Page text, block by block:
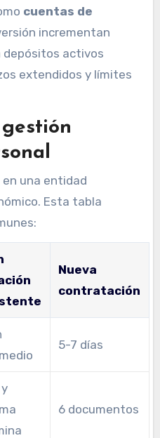
cuentas de
incrementan
depósitos activos
extendidos y límites
una entidad
Esta tabla
Nueva
contratación
5-7 días
y
6 documentos